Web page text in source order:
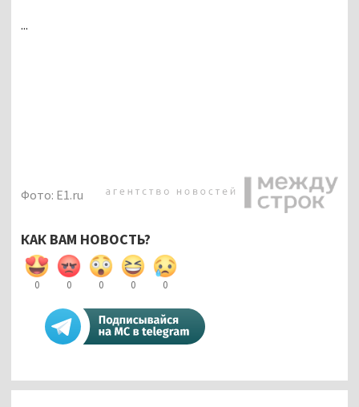
...
Фото: E1.ru
КАК ВАМ НОВОСТЬ?
0 0 0 0 0